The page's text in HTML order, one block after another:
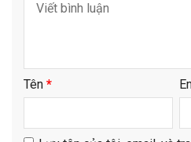
Tên *